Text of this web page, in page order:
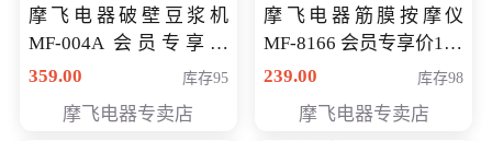
摩飞电器破壁豆浆机
MF-004A 会员专享价
168元
359.00 库存95
摩飞电器专卖店
摩飞电器筋膜按摩仪
MF-8166 会员专享价168
元
239.00 库存98
摩飞电器专卖店